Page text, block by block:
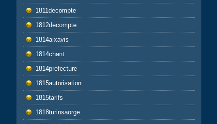
1811decompte
1812decompte
1814aixavis
1814chant
1814prefecture
1815autorisation
1815tarifs
1818turinsaorge